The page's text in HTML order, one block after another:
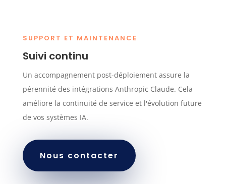
SUPPORT ET MAINTENANCE
Suivi continu
Un accompagnement post-déploiement assure la
pérennité des intégrations Anthropic Claude. Cela
améliore la continuité de service et l'évolution future
de vos systèmes IA.
Nous contacter